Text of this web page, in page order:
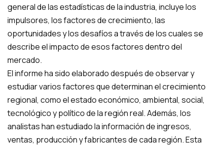
general de las estadísticas de la industria, incluye los
impulsores, los factores de crecimiento, las
oportunidades y los desafíos a través de los cuales se
describe el impacto de esos factores dentro del
mercado.
El informe ha sido elaborado después de observar y
estudiar varios factores que determinan el crecimiento
regional, como el estado económico, ambiental, social,
tecnológico y político de la región real. Además, los
analistas han estudiado la información de ingresos,
ventas, producción y fabricantes de cada región. Esta